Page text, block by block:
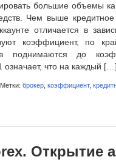
большие объемы
Чем выше
отличается в
коэффициент, по
поднимаются до
означает, что на каждый […]
Метки: брокер коэффициент,
Открытие